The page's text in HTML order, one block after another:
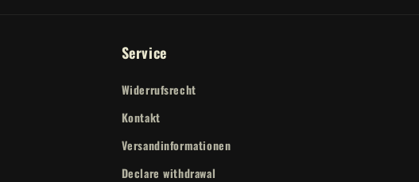
Service
Widerrufsrecht
Kontakt
Versandinformationen
Declare withdrawal